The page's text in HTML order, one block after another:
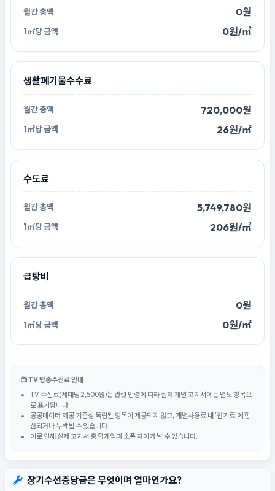
0원
0원/㎡
생활폐기물수수료
720,000원
26원/㎡
수도료
5,749,780원
206원/㎡
급탕비
0원
0원/㎡
📺 TV 방송수신료 안내
TV 수신료(세대당 2,500원)는 관련 법령에 따라 실제 개별 고지서에는 별도 항목으
로 표기됩니다.
공공데이터 제공 기준상 독립된 항목이 제공되지 않고, 개별사용료 내 '전기료'에 합
산되거나 누락될 수 있습니다.
이로 인해 실제 고지서 총 합계액과 소폭 차이가 날 수 있습니다.
장기수선충당금은 무엇이며 얼마인가요?